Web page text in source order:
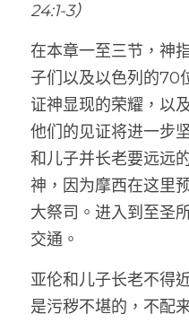
24:1-3）
在本章一至三节，神
子们以及以色列的70
证神显现的荣耀，以
他们的见证将进一步
和儿子并长老要远远
神，因为摩西在这里
大祭司。进入到至圣
交通。
亚伦和儿子长老不得
是污秽不堪的，不配